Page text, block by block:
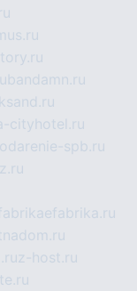
bandamn.ru
cityhotel.ru
spb.ru
z-host.ru